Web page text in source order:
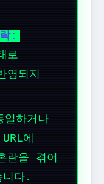
:
로
영되지
일하거나
에
란을 겪어
다.